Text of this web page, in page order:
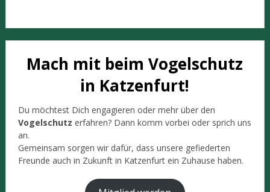
Mach mit beim Vogelschutz
in Katzenfurt!
Du möchtest Dich engagieren oder mehr über den
Vogelschutz erfahren? Dann komm vorbei oder sprich uns
an.
Gemeinsam sorgen wir dafür, dass unsere gefiederten
Freunde auch in Zukunft in Katzenfurt ein Zuhause haben.